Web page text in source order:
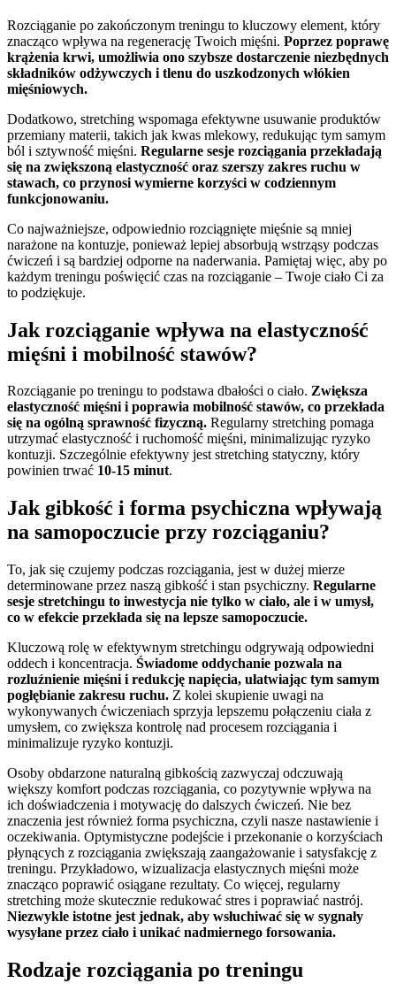
Rozciąganie po zakończonym treningu to kluczowy element, który
znacząco wpływa na regenerację Twoich mięśni. Poprzez poprawę
krążenia krwi, umożliwia ono szybsze dostarczenie niezbędnych
składników odżywczych i tlenu do uszkodzonych włókien
mięśniowych.
Dodatkowo, stretching wspomaga efektywne usuwanie produktów
przemiany materii, takich jak kwas mlekowy, redukując tym samym
ból i sztywność mięśni. Regularne sesje rozciągania przekładają
się na zwiększoną elastyczność oraz szerszy zakres ruchu w
stawach, co przynosi wymierne korzyści w codziennym
funkcjonowaniu.
Co najważniejsze, odpowiednio rozciągnięte mięśnie są mniej
narażone na kontuzje, ponieważ lepiej absorbują wstrząsy podczas
ćwiczeń i są bardziej odporne na naderwania. Pamiętaj więc, aby po
każdym treningu poświęcić czas na rozciąganie – Twoje ciało Ci za
to podziękuje.
Jak rozciąganie wpływa na elastyczność
mięśni i mobilność stawów?
Rozciąganie po treningu to podstawa dbałości o ciało. Zwiększa
elastyczność mięśni i poprawia mobilność stawów, co przekłada
się na ogólną sprawność fizyczną. Regularny stretching pomaga
utrzymać elastyczność i ruchomość mięśni, minimalizując ryzyko
kontuzji. Szczególnie efektywny jest stretching statyczny, który
powinien trwać 10-15 minut.
Jak gibkość i forma psychiczna wpływają
na samopoczucie przy rozciąganiu?
To, jak się czujemy podczas rozciągania, jest w dużej mierze
determinowane przez naszą gibkość i stan psychiczny. Regularne
sesje stretchingu to inwestycja nie tylko w ciało, ale i w umysł,
co w efekcie przekłada się na lepsze samopoczucie.
Kluczową rolę w efektywnym stretchingu odgrywają odpowiedni
oddech i koncentracja. Świadome oddychanie pozwala na
rozluźnienie mięśni i redukcję napięcia, ułatwiając tym samym
pogłębianie zakresu ruchu. Z kolei skupienie uwagi na
wykonywanych ćwiczeniach sprzyja lepszemu połączeniu ciała z
umysłem, co zwiększa kontrolę nad procesem rozciągania i
minimalizuje ryzyko kontuzji.
Osoby obdarzone naturalną gibkością zazwyczaj odczuwają
większy komfort podczas rozciągania, co pozytywnie wpływa na
ich doświadczenia i motywację do dalszych ćwiczeń. Nie bez
znaczenia jest również forma psychiczna, czyli nasze nastawienie i
oczekiwania. Optymistyczne podejście i przekonanie o korzyściach
płynących z rozciągania zwiększają zaangażowanie i satysfakcję z
treningu. Przykładowo, wizualizacja elastycznych mięśni może
znacząco poprawić osiągane rezultaty. Co więcej, regularny
stretching może skutecznie redukować stres i poprawiać nastrój.
Niezwykle istotne jest jednak, aby wsłuchiwać się w sygnały
wysyłane przez ciało i unikać nadmiernego forsowania.
Rodzaje rozciągania po treningu